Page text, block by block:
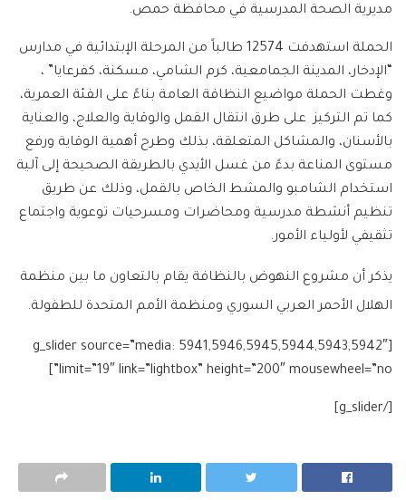
مديرية الصحة المدرسية في محافظة حمص.
الحملة استهدفت 12574 طالباً من المرحلة الإبتدائية في مدارس
“الإدخار، المدينة الجمامعية، كرم الشامي، مسكنة، كفرعايا” ،
وغطت الحملة مواضيع النظافة العامة بناءً على الفئة العمرية،
كما تم التركيز على طرق انتقال القمل والوقاية والعلاج، والعناية
بالأسنان، والمشاكل المتعلقة، بذلك وطرح أهمية الوقاية ورفع
مستوى المناعة بدءً من غسل الأيدي بالطريقة الصحيحة إلى آلية
استخدام الشامبو والمشط الخاص بالقمل، وذلك عن طريق
تنظيم أنشطة مدرسية ومحاضرات ومسرحيات توعوية واجتماع
تثقيفي لأولياء الأمور.
يذكر أن مشروع النهوض بالنظافة يقام بالتعاون ما بين منظمة
الهلال الأحمر العربي السوري ومنظمة الأمم المتحدة للطفولة.
[g_slider source=”media: 5941,5946,5945,5944,5943,5942″
limit=”19″ link=”lightbox” height=”200″ mousewheel=”no”]
[/g_slider]